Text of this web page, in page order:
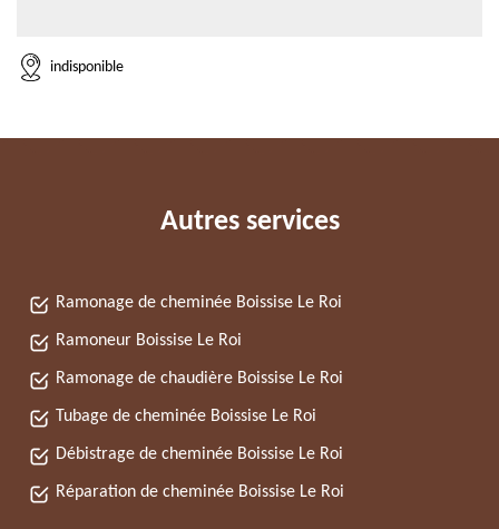
indisponible
Autres services
Ramonage de cheminée Boissise Le Roi
Ramoneur Boissise Le Roi
Ramonage de chaudière Boissise Le Roi
Tubage de cheminée Boissise Le Roi
Débistrage de cheminée Boissise Le Roi
Réparation de cheminée Boissise Le Roi